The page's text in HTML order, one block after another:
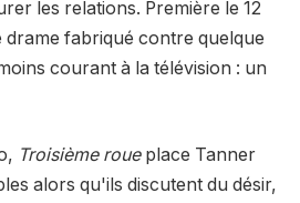
les relations. Première le 12
drame fabriqué contre quelque
courant à la télévision : un
Troisième roueplace Tanner
alors qu'ils discutent du désir,